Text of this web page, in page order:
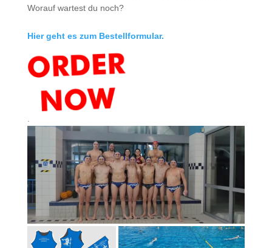
Worauf wartest du noch?
Hier geht es zum Bestellformular.